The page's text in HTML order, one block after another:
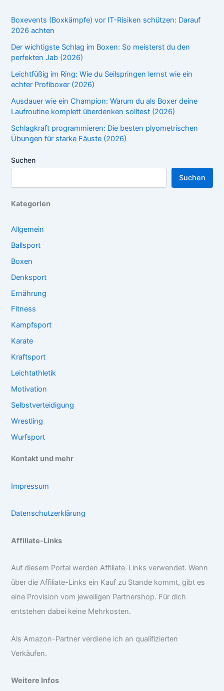
Boxevents (Boxkämpfe) vor IT-Risiken schützen: Darauf
2026 achten
Der wichtigste Schlag im Boxen: So meisterst du den
perfekten Jab (2026)
Leichtfüßig im Ring: Wie du Seilspringen lernst wie ein
echter Profiboxer (2026)
Ausdauer wie ein Champion: Warum du als Boxer deine
Laufroutine komplett überdenken solltest (2026)
Schlagkraft programmieren: Die besten plyometrischen
Übungen für starke Fäuste (2026)
Suchen
Suchen
Kategorien
Allgemein
Ballsport
Boxen
Denksport
Ernährung
Fitness
Kampfsport
Karate
Kraftsport
Leichtathletik
Motivation
Selbstverteidigung
Wrestling
Wurfsport
Kontakt und mehr
Impressum
Datenschutzerklärung
Affiliate-Links
Auf diesem Portal werden Affiliate-Links verwendet. Wenn
über die Affiliate-Links ein Kauf zu Stande kommt, gibt es
eine Provision vom jeweiligen Partnershop. Für dich
entstehen dabei keine Mehrkosten.
Als Amazon-Partner verdiene ich an qualifizierten
Verkäufen.
Weitere Infos